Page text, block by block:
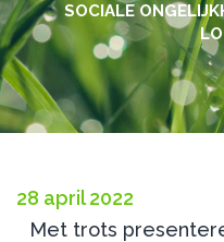
SOCIALE
28 april 2022
Met trots